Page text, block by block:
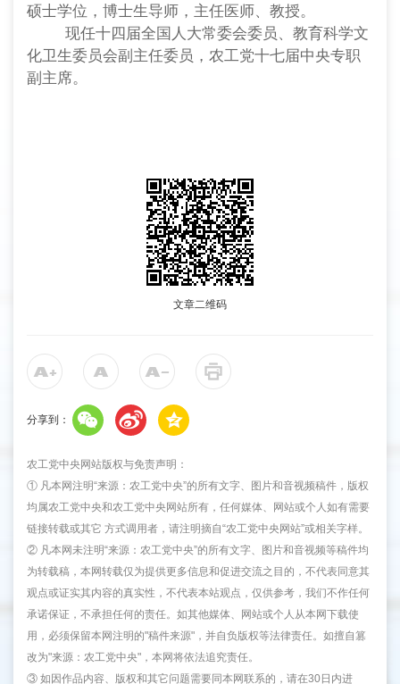
硕士学位，博士生导师，主任医师、教授。
现任十四届全国人大常委会委员、教育科学文
化卫生委员会副主任委员，农工党十七届中央专职
副主席。
文章二维码
分享到：
农工党中央网站版权与免责声明：
① 凡本网注明“来源：农工党中央”的所有文字、图片和音视频稿件，版权
均属农工党中央和农工党中央网站所有，任何媒体、网站或个人如有需要
链接转载或其它 方式调用者，请注明摘自“农工党中央网站”或相关字样。
② 凡本网未注明“来源：农工党中央”的所有文字、图片和音视频等稿件均
为转载稿，本网转载仅为提供更多信息和促进交流之目的，不代表同意其
观点或证实其内容的真实性，不代表本站观点，仅供参考，我们不作任何
承诺保证，不承担任何的责任。如其他媒体、网站或个人从本网下载使
用，必须保留本网注明的"稿件来源"，并自负版权等法律责任。如擅自篡
改为"来源：农工党中央"，本网将依法追究责任。
③ 如因作品内容、版权和其它问题需要同本网联系的，请在30日内进